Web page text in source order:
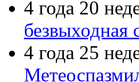
4 года 20
безвыходная
4 года 25